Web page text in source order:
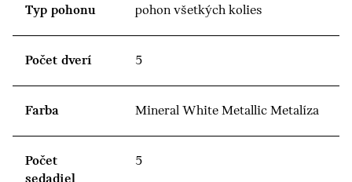
Typ pohonu pohon všetkých kolies
Počet dverí 5
Farba Mineral White Metallic Metalíza
Počet
5